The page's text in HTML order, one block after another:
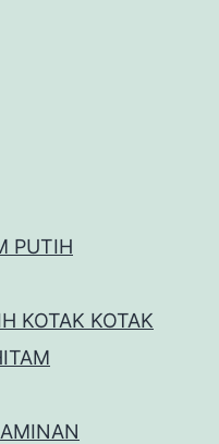
PUTIH
KOTAK KOTAK